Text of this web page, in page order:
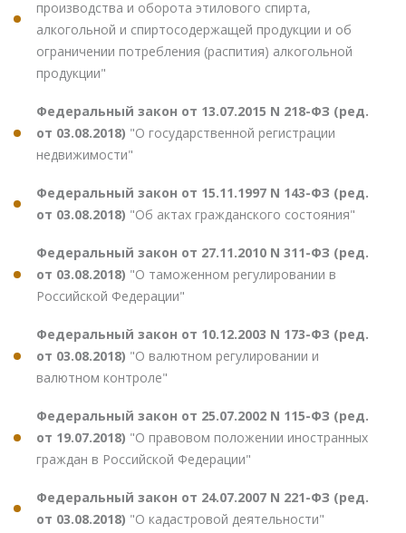
производства и оборота этилового спирта,
алкогольной и спиртосодержащей продукции и об
ограничении потребления (распития) алкогольной
продукции"
Федеральный закон от 13.07.2015 N 218-ФЗ (ред.
от 03.08.2018) "О государственной регистрации
недвижимости"
Федеральный закон от 15.11.1997 N 143-ФЗ (ред.
от 03.08.2018) "Об актах гражданского состояния"
Федеральный закон от 27.11.2010 N 311-ФЗ (ред.
от 03.08.2018) "О таможенном регулировании в
Российской Федерации"
Федеральный закон от 10.12.2003 N 173-ФЗ (ред.
от 03.08.2018) "О валютном регулировании и
валютном контроле"
Федеральный закон от 25.07.2002 N 115-ФЗ (ред.
от 19.07.2018) "О правовом положении иностранных
граждан в Российской Федерации"
Федеральный закон от 24.07.2007 N 221-ФЗ (ред.
от 03.08.2018) "О кадастровой деятельности"